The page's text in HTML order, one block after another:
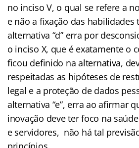
no inciso V, o qual se refere a
e não a fixação das habilidades
alternativa “d” erra por
o inciso X, que é exatamente o
ficou definido na alternativa,
respeitadas as hipóteses de
legal e a proteção de dados
alternativa “e”, erra ao afirmar
inovação deve ter foco na
e servidores, não há tal